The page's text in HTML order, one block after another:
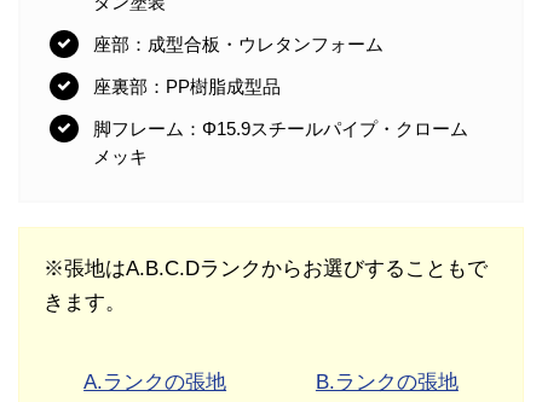
座部：成型合板・ウレタンフォーム
座裏部：PP樹脂成型品
脚フレーム：Φ15.9スチールパイプ・クローム
メッキ
※張地はA.B.C.Dランクからお選びすることもで
きます。
A.ランクの張地 B.ランクの張地